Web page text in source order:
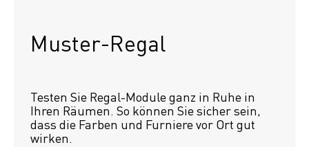
Muster-Regal
Testen Sie Regal-Module ganz in Ruhe in
Ihren Räumen. So können Sie sicher sein,
dass die Farben und Furniere vor Ort gut
wirken.